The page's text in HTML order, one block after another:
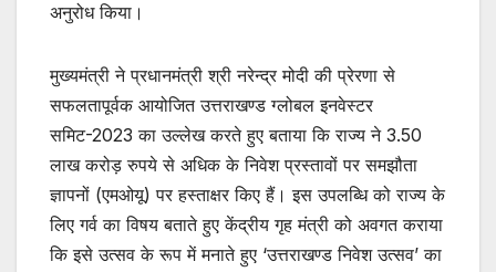
अनुरोध किया।
मुख्यमंत्री ने प्रधानमंत्री श्री नरेन्द्र मोदी की प्रेरणा से
सफलतापूर्वक आयोजित उत्तराखण्ड ग्लोबल इनवेस्टर
समिट-2023 का उल्लेख करते हुए बताया कि राज्य ने 3.50
लाख करोड़ रुपये से अधिक के निवेश प्रस्तावों पर समझौता
ज्ञापनों (एमओयू) पर हस्ताक्षर किए हैं। इस उपलब्धि को राज्य के
लिए गर्व का विषय बताते हुए केंद्रीय गृह मंत्री को अवगत कराया
कि इसे उत्सव के रूप में मनाते हुए ‘उत्तराखण्ड निवेश उत्सव’ का